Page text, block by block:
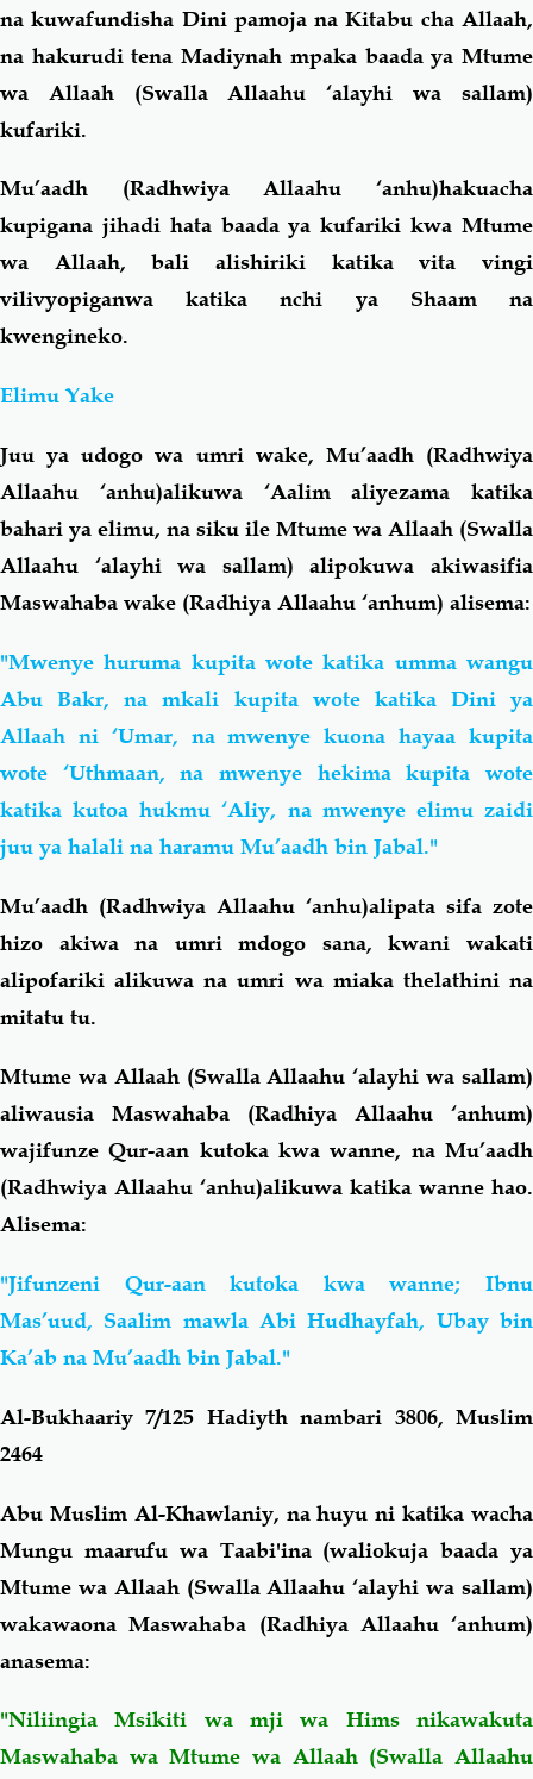
na kuwafundisha Dini pamoja na Kitabu cha Allaah,
na hakurudi tena Madiynah mpaka baada ya Mtume
wa Allaah (Swalla Allaahu ‘alayhi wa sallam)
kufariki.
Mu’aadh (Radhwiya Allaahu ‘anhu)hakuacha
kupigana jihadi hata baada ya kufariki kwa Mtume
wa Allaah, bali alishiriki katika vita vingi
vilivyopiganwa katika nchi ya Shaam na
kwengineko.
Elimu Yake
Juu ya udogo wa umri wake, Mu’aadh (Radhwiya
Allaahu ‘anhu)alikuwa ‘Aalim aliyezama katika
bahari ya elimu, na siku ile Mtume wa Allaah (Swalla
Allaahu ‘alayhi wa sallam) alipokuwa akiwasifia
Maswahaba wake (Radhiya Allaahu ‘anhum) alisema:
"Mwenye huruma kupita wote katika umma wangu
Abu Bakr, na mkali kupita wote katika Dini ya
Allaah ni ‘Umar, na mwenye kuona hayaa kupita
wote ‘Uthmaan, na mwenye hekima kupita wote
katika kutoa hukmu ‘Aliy, na mwenye elimu zaidi
juu ya halali na haramu Mu’aadh bin Jabal."
Mu’aadh (Radhwiya Allaahu ‘anhu)alipata sifa zote
hizo akiwa na umri mdogo sana, kwani wakati
alipofariki alikuwa na umri wa miaka thelathini na
mitatu tu.
Mtume wa Allaah (Swalla Allaahu ‘alayhi wa sallam)
aliwausia Maswahaba (Radhiya Allaahu ‘anhum)
wajifunze Qur-aan kutoka kwa wanne, na Mu’aadh
(Radhwiya Allaahu ‘anhu)alikuwa katika wanne hao.
Alisema:
"Jifunzeni Qur-aan kutoka kwa wanne; Ibnu
Mas’uud, Saalim mawla Abi Hudhayfah, Ubay bin
Ka’ab na Mu’aadh bin Jabal."
Al-Bukhaariy 7/125 Hadiyth nambari 3806, Muslim
2464
Abu Muslim Al-Khawlaniy, na huyu ni katika wacha
Mungu maarufu wa Taabi'ina (waliokuja baada ya
Mtume wa Allaah (Swalla Allaahu ‘alayhi wa sallam)
wakawaona Maswahaba (Radhiya Allaahu ‘anhum)
anasema:
"Niliingia Msikiti wa mji wa Hims nikawakuta
Maswahaba wa Mtume wa Allaah (Swalla Allaahu